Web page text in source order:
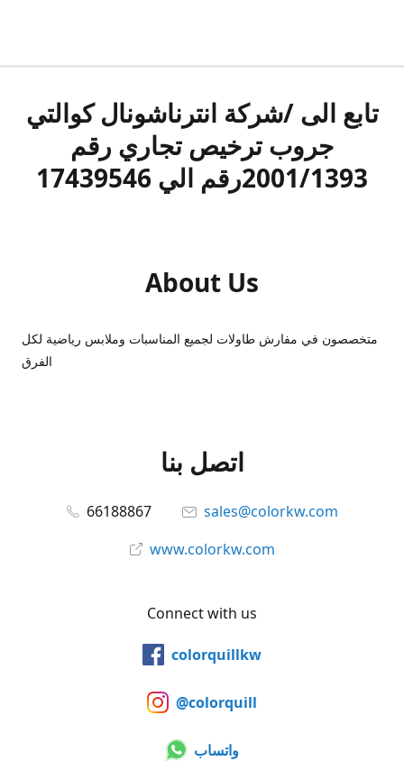
تابع الى /شركة انترناشونال كوالتي
جروب ترخيص تجاري رقم
2001/1393رقم الي 17439546
About Us
متخصصون في مفارش طاولات لجميع المناسبات وملابس رياضية لكل
الفرق
اتصل بنا
66188867
sales@colorkw.com
www.colorkw.com
Connect with us
colorquillkw
@colorquill
واتساب